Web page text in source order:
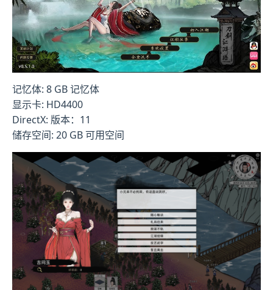
记忆体: 8 GB 记忆体
显示卡: HD4400
DirectX: 版本：11
储存空间: 20 GB 可用空间